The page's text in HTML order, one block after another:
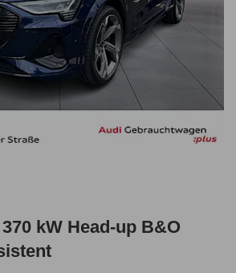
kW Head-up B&O